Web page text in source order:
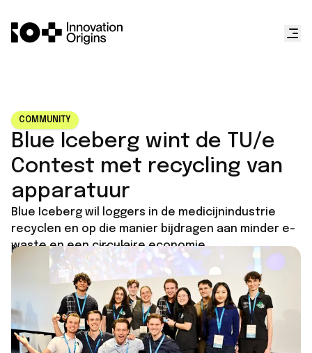
COMMUNITY
Blue Iceberg wint de TU/e
Contest met recycling van
apparatuur
Blue Iceberg wil loggers in de medicijnindustrie
recyclen en op die manier bijdragen aan minder e-
waste en een circulaire economie.
Published on June 12, 2026